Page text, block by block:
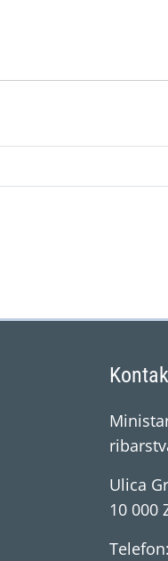
Ulica
10 000